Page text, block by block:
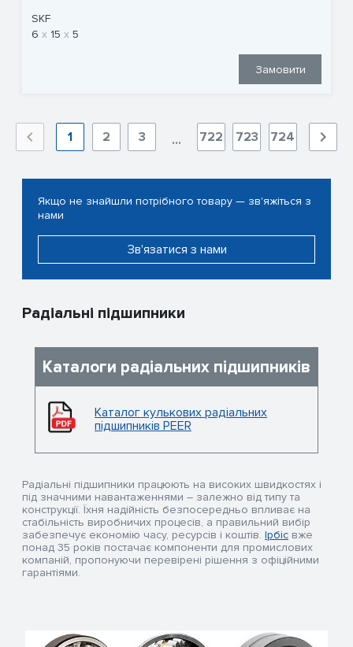
SKF
6
15 5
Замовити
1 2 3 ... 722 723 724
Якщо не знайшли потрібного товару — зв'яжіться з
нами
Зв'язатися з нами
Радіальні підшипники
Каталоги радіальних підшипників
Каталог кулькових радіальних
підшипників PEER
Радіальні підшипники працюють на високих швидкостях і
під значними навантаженнями – залежно від типу та
конструкції. Їхня надійність безпосередньо впливає на
стабільність виробничих процесів, а правильний вибір
забезпечує економію часу, ресурсів і коштів. Ірбіс вже
понад 35 років постачає компоненти для промислових
компаній, пропонуючи перевірені рішення з офіційними
гарантіями.